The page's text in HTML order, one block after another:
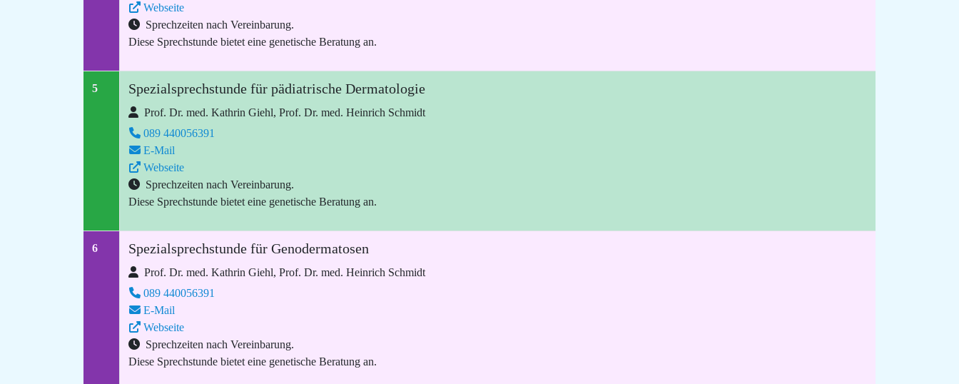
Webseite
Sprechzeiten nach Vereinbarung.
Diese Sprechstunde bietet eine genetische Beratung an.
5 Spezialsprechstunde für pädiatrische Dermatologie
Prof. Dr. med. Kathrin Giehl, Prof. Dr. med. Heinrich Schmidt
089 440056391
E-Mail
Webseite
Sprechzeiten nach Vereinbarung.
Diese Sprechstunde bietet eine genetische Beratung an.
6 Spezialsprechstunde für Genodermatosen
Prof. Dr. med. Kathrin Giehl, Prof. Dr. med. Heinrich Schmidt
089 440056391
E-Mail
Webseite
Sprechzeiten nach Vereinbarung.
Diese Sprechstunde bietet eine genetische Beratung an.